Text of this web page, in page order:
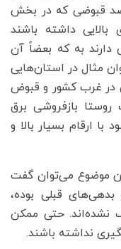
۵ ده هزارم درصد قبوضی که در بخش
داشته باشند
به که بعضاً آن
مثال در استان‌هایی
در غرب کشور و قبوض
بازفروشی برق
ارقام بسیار بالا و
موضوع می‌توان گفت
قبلی بوده،
نشده‌اند. حتی ممکن
نداشته باشند.